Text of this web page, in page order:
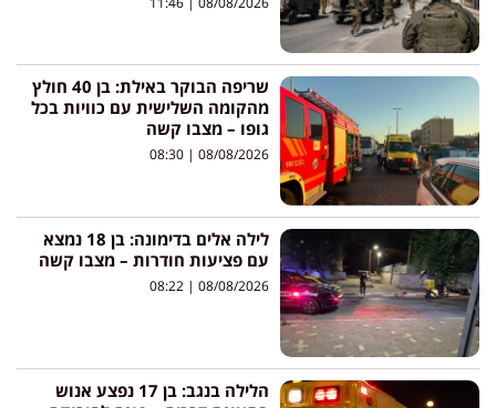
שריפה הבוקר באילת: בן 40 חולץ
מהקומה השלישית עם כוויות בכל
גופו – מצבו קשה
08/08/2026
לילה אלים בדימונה: בן 18 נמצא
עם פציעות חודרות – מצבו קשה
08/08/2026
הלילה בנגב: בן 17 נפצע אנוש